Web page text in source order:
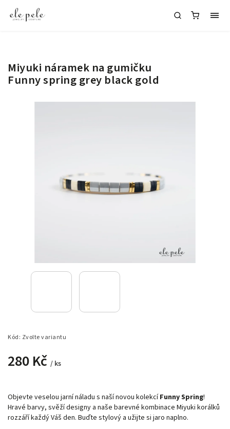
Miyuki náramek na gumičku
Funny spring grey black gold
Kód: Zvolte variantu
280 Kč / ks
Objevte veselou jarní náladu s naší novou kolekcíFunny Spring!
Hravé barvy, svěží designy a naše barevné kombinace Miyuki korálků
rozzáří každý Váš den. Buďte stylový a užijte si jaro naplno.